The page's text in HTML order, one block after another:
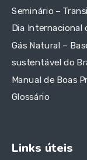
Seminário –
Dia Internacional
Gás Natural –
sustentável do
Manual de Boas
Glossário
Links úteis